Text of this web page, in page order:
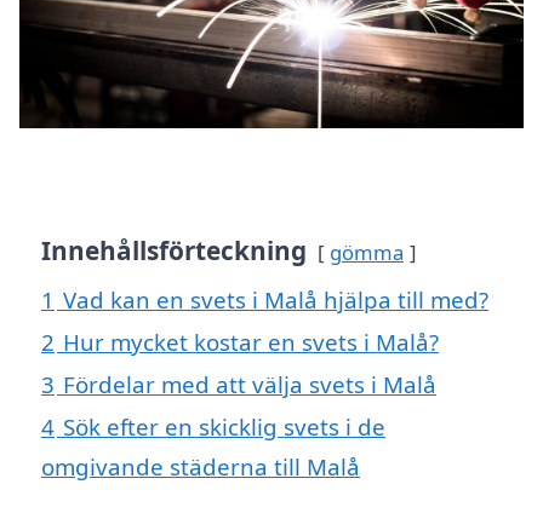
Innehållsförteckning gömma
1 Vad kan en svets i Malå hjälpa till med?
2 Hur mycket kostar en svets i Malå?
3 Fördelar med att välja svets i Malå
4 Sök efter en skicklig svets i de
omgivande städerna till Malå